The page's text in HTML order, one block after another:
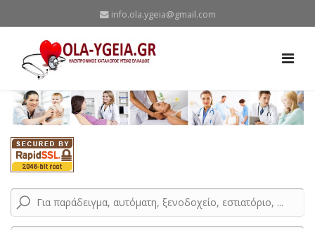
info.ola.ygeia@gmail.com